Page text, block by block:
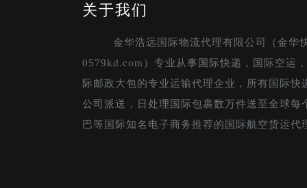
关于我们
金华浩远国际物流代理有限公司（金华
0579kd.com）专业从事国际快递，国际空运
际邮政大包的专业运输代理企业，所有国际快
公司派送，日处理国际包裹数万件送至全球每
巴等国际知名电子商务推荐的国际航空货运代